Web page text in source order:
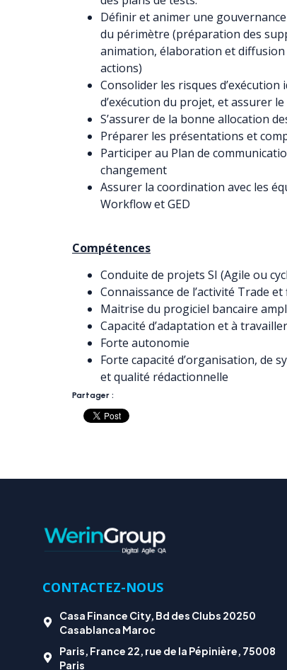
Définir et animer une
du périmètre (préparation des
animation, élaboration et
actions)
Consolider les risques
d’exécution du projet, et assurer le
S’assurer de la bonne allocation
Préparer les présentations et
Participer au Plan de
changement
Assurer la coordination avec les
Workflow et GED
Compétences
Conduite de projets SI (Agile ou
Connaissance de l’activité Trade
Maitrise du progiciel bancaire
Capacité d’adaptation et à
Forte autonomie
Forte capacité d’organisation, de
et qualité rédactionnelle
Partager :
CONTACTEZ-NOUS
Casa Finance City, Bd des Clubs 20250
Casablanca Maroc
Paris, France 22, rue de la Pépinière, 75008
Paris